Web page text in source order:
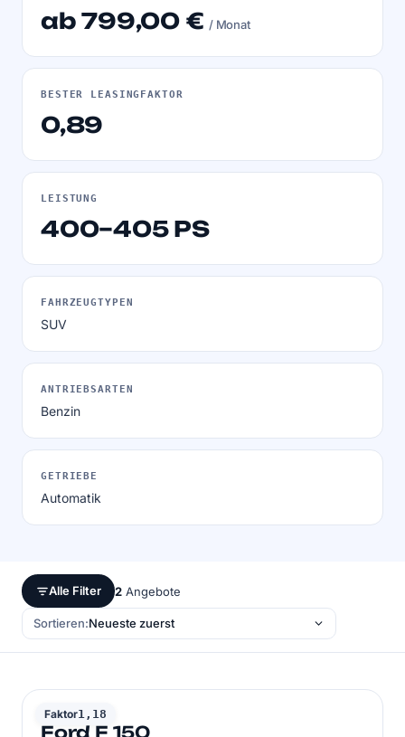
ab 799,00 €/ Monat
BESTER LEASINGFAKTOR
0,89
LEISTUNG
400–405 PS
FAHRZEUGTYPEN
SUV
ANTRIEBSARTEN
Benzin
GETRIEBE
Automatik
Alle Filter 2 Angebote
Sortieren:
Faktor1,18
FORD
Ford F 150